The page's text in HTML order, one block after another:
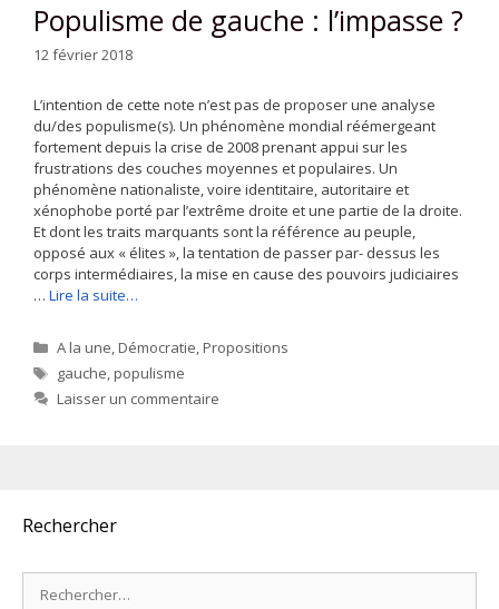
Populisme de gauche : l’impasse ?
12 février 2018
L’intention de cette note n’est pas de proposer une analyse
du/des populisme(s). Un phénomène mondial réémergeant
fortement depuis la crise de 2008 prenant appui sur les
frustrations des couches moyennes et populaires. Un
phénomène nationaliste, voire identitaire, autoritaire et
xénophobe porté par l’extrême droite et une partie de la droite.
Et dont les traits marquants sont la référence au peuple,
opposé aux « élites », la tentation de passer par- dessus les
corps intermédiaires, la mise en cause des pouvoirs judiciaires
… Lire la suite…
Catégories
A la une,Démocratie,Propositions
Étiquettes
gauche,populisme
Laisser un commentaire
Rechercher